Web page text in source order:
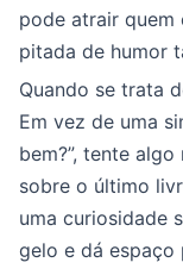
pode atrair quem
pitada de humor
Quando se trata
Em vez de uma
bem?”, tente
sobre o último
uma curiosidade
gelo e dá espaço